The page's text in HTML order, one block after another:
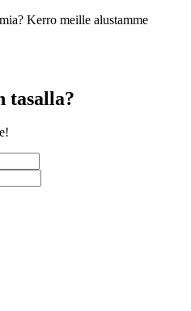
Kerro meille alustamme
tasalla?